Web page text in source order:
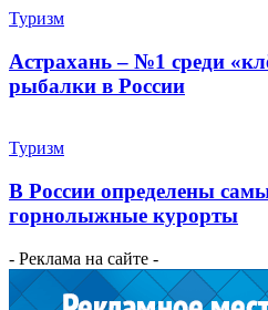
Туризм
Астрахань – №1 среди
рыбалки в России
Туризм
В России определены
горнолыжные курорты
- Реклама на сайте -